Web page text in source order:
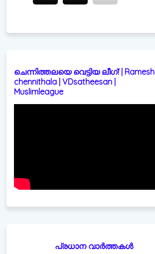
ചെന്നിത്തലയെ വെട്ടിയ ലീഗ്! | Ramesh
chennithala | VDsatheesan |
Muslimleague
പ്രധാന വാർത്തകൾ